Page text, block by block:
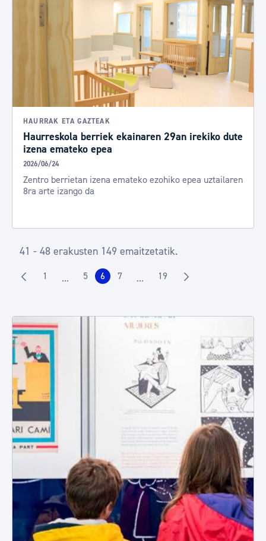
HAURRAK ETA GAZTEAK
Haurreskola berriek ekainaren 29an irekiko dute
izena emateko epea
2026/06/24
Zentro berrietan izena emateko ezohiko epea uztailaren
8ra arte izango da
41 - 48 erakusten 149 emaitzetatik.
Orrialdea
1 ...Intermediate Pages Use TAB to navigate.
Orrialdea
5 Orrialdea
6 Orrialdea
7 ...Intermediate Pages Use TAB to
Orrialdea
19